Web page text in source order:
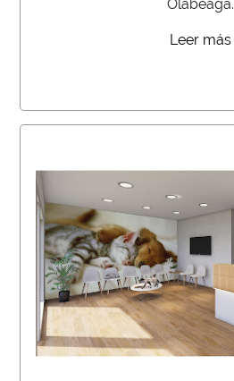
Olabeaga.
Leer más